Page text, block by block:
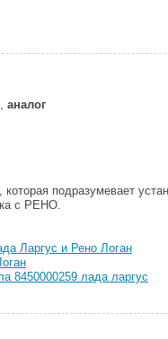
аналог
подразумевает
с РЕНО.
Ларгус и Рено Логан
8450000259 лада ларгус